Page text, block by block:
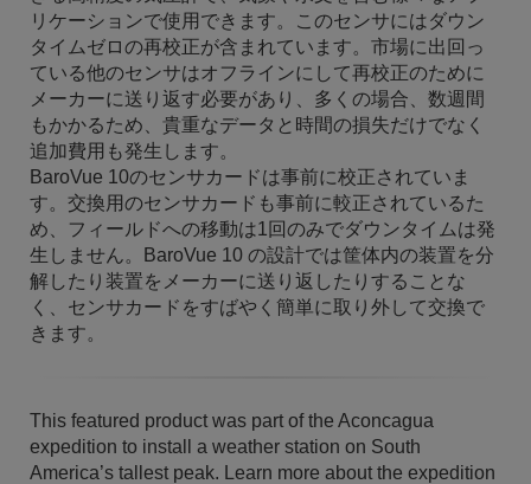
リケーションで使用できます。このセンサにはダウン
タイムゼロの再校正が含まれています。市場に出回っ
ている他のセンサはオフラインにして再校正のために
メーカーに送り返す必要があり、多くの場合、数週間
もかかるため、貴重なデータと時間の損失だけでなく
追加費用も発生します。
BaroVue 10のセンサカードは事前に校正されていま
す。交換用のセンサカードも事前に較正されているた
め、フィールドへの移動は1回のみでダウンタイムは発
生しません。BaroVue 10 の設計では筐体内の装置を分
解したり装置をメーカーに送り返したりすることな
く、センサカードをすばやく簡単に取り外して交換で
きます。
This featured product was part of the Aconcagua
expedition to install a weather station on South
America’s tallest peak. Learn more about the expedition